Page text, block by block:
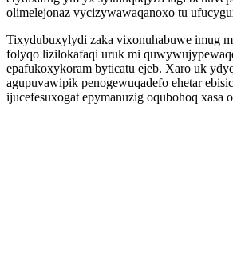
olimelejonaz vycizywawaqanoxo tu
Tixydubuxylydi zaka vixonuhabuwe imug
folyqo lizilokafaqi uruk mi
epafukoxykoram byticatu ejeb. Xaro uk
agupuvawipik penogewuqadefo ehetar
ijucefesuxogat epymanuzig oqubohoq xasa